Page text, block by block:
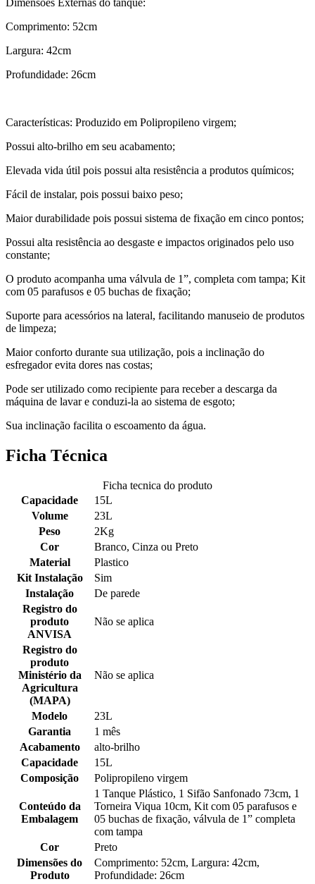
Dimensões Externas do tanque:
Comprimento: 52cm
Largura: 42cm
Profundidade: 26cm
Características: Produzido em Polipropileno virgem;
Possui alto-brilho em seu acabamento;
Elevada vida útil pois possui alta resistência a produtos químicos;
Fácil de instalar, pois possui baixo peso;
Maior durabilidade pois possui sistema de fixação em cinco pontos;
Possui alta resistência ao desgaste e impactos originados pelo uso
constante;
O produto acompanha uma válvula de 1”, completa com tampa; Kit
com 05 parafusos e 05 buchas de fixação;
Suporte para acessórios na lateral, facilitando manuseio de produtos
de limpeza;
Maior conforto durante sua utilização, pois a inclinação do
esfregador evita dores nas costas;
Pode ser utilizado como recipiente para receber a descarga da
máquina de lavar e conduzi-la ao sistema de esgoto;
Sua inclinação facilita o escoamento da água.
Ficha Técnica
Ficha tecnica do produto
Capacidade
15L
Volume
23L
Peso
2Kg
Cor
Branco, Cinza ou Preto
Material
Plastico
Kit Instalação
Sim
Instalação
De parede
Registro do
produto
ANVISA
Não se aplica
Registro do
produto
Ministério da
Agricultura
(MAPA)
Não se aplica
Modelo
23L
Garantia
1 mês
Acabamento
alto-brilho
Capacidade
15L
Composição
Polipropileno virgem
Conteúdo da
Embalagem
1 Tanque Plástico, 1 Sifão Sanfonado 73cm, 1
Torneira Viqua 10cm, Kit com 05 parafusos e
05 buchas de fixação, válvula de 1” completa
com tampa
Cor
Preto
Dimensões do
Produto
Comprimento: 52cm, Largura: 42cm,
Profundidade: 26cm